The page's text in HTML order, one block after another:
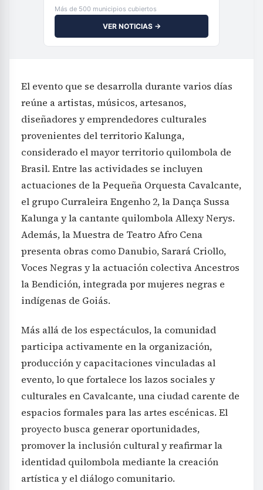
Más de 500 municipios cubiertos
VER NOTICIAS →
El evento que se desarrolla durante varios días
reúne a artistas, músicos, artesanos,
diseñadores y emprendedores culturales
provenientes del territorio Kalunga,
considerado el mayor territorio quilombola de
Brasil. Entre las actividades se incluyen
actuaciones de la Pequeña Orquesta Cavalcante,
el grupo Curraleira Engenho 2, la Dança Sussa
Kalunga y la cantante quilombola Allexy Nerys.
Además, la Muestra de Teatro Afro Cena
presenta obras como Danubio, Sarará Criollo,
Voces Negras y la actuación colectiva Ancestros
la Bendición, integrada por mujeres negras e
indígenas de Goiás.
Más allá de los espectáculos, la comunidad
participa activamente en la organización,
producción y capacitaciones vinculadas al
evento, lo que fortalece los lazos sociales y
culturales en Cavalcante, una ciudad carente de
espacios formales para las artes escénicas. El
proyecto busca generar oportunidades,
promover la inclusión cultural y reafirmar la
identidad quilombola mediante la creación
artística y el diálogo comunitario.